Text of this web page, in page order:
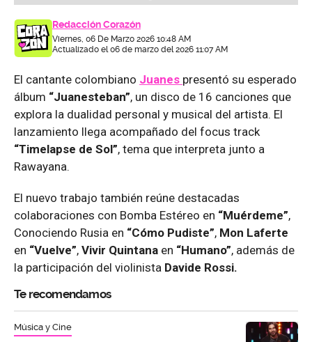
Redacción Corazón
Viernes, 06 De Marzo 2026 10:48 AM
Actualizado el 06 de marzo del 2026 11:07 AM
El cantante colombiano Juanes presentó su esperado
álbum “Juanesteban”, un disco de 16 canciones que
explora la dualidad personal y musical del artista. El
lanzamiento llega acompañado del focus track
“Timelapse de Sol”, tema que interpreta junto a
Rawayana.
El nuevo trabajo también reúne destacadas
colaboraciones con Bomba Estéreo en “Muérdeme”,
Conociendo Rusia en “Cómo Pudiste”, Mon Laferte
en “Vuelve”, Vivir Quintana en “Humano”, además de
la participación del violinista Davide Rossi.
Te recomendamos
Música y Cine